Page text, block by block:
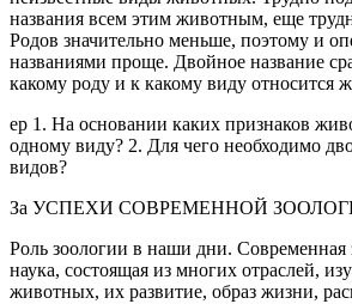
названия всем этим животным, еще
Родов значительно меньше, поэтому и
названиями проще. Двойное название
какому роду и к какому виду относится
ер 1. На основании каких признаков
одному виду? 2. Для чего необходимо
видов?
За УСПЕХИ СОВРЕМЕННОЙ
Роль зоологии в наши дни.
наука, состоящая из многих отраслей,
животных, их развитие, образ жизни,